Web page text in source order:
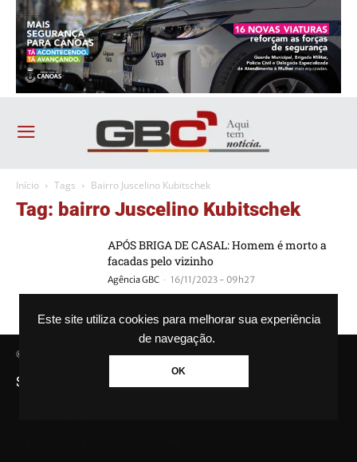
Este site utiliza cookies para melhorar sua experiência
de navegação.
OK
Início Tags Bairro Juscelino Kubitschek
Tag: bairro Juscelino Kubitschek
APÓS BRIGA DE CASAL: Homem é morto a
facadas pelo vizinho
Agência GBC - 16/11/2023 - 09h27
© Agência GBC. Aqui tem notícia. Todos os direitos reservados.
SAIBA MAIS SOBRE A AGÊNCIA GBC